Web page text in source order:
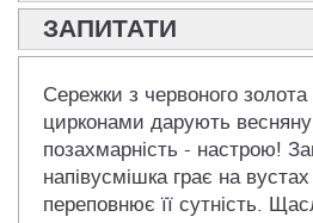
ЗАПИТАТИ
Сережки з червоного золота
цирконами дарують весняну
позахмарність - настрою!
напівусмішка грає на вустах
переповнює її сутність.